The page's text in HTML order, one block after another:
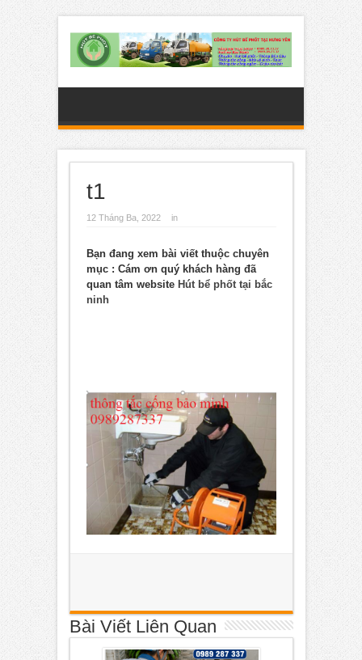
t1
12 Tháng Ba, 2022 in
Bạn đang xem bài viết thuộc chuyên
mục : Cám ơn quý khách hàng đã
quan tâm website Hút bể phốt tại bắc
ninh
Bài Viết Liên Quan